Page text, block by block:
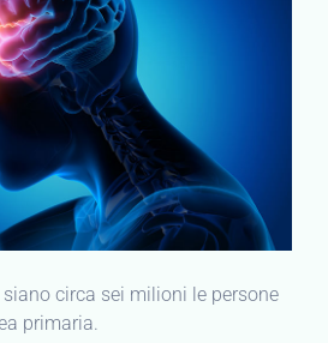
circa sei milioni le persone
primaria.